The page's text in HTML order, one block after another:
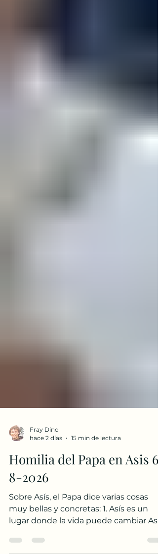
hace 2 días
15 min de lectura
Homilia del Papa en Asis 6-
8-2026
Sobre Asís, el Papa dice varias cosas
lugar donde la vida puede cambiar